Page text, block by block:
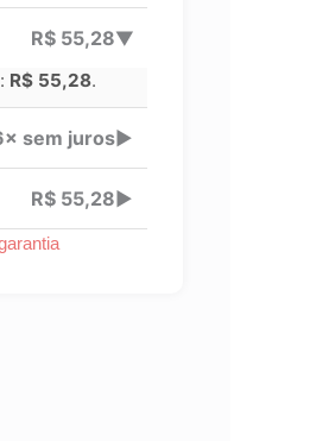
Lucre até
R$ 55,28▶
R$ 55,28.
sem juros▶
R$ 55,28▶